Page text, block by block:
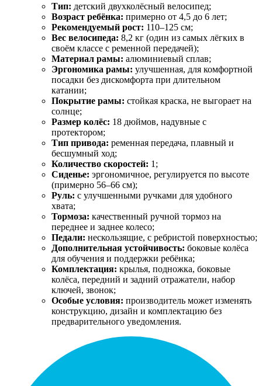
Тип: детский двухколёсный велосипед;
Возраст ребёнка: примерно от 4,5 до 6 лет;
Рекомендуемый рост: 110–125 см;
Вес велосипеда: 8,2 кг (один из самых лёгких в
своём классе с ременной передачей);
Материал рамы: алюминиевый сплав;
Эргономика рамы: улучшенная, для комфортной
посадки без дискомфорта при длительном
катании;
Покрытие рамы: стойкая краска, не выгорает на
солнце;
Размер колёс: 18 дюймов, надувные с
протектором;
Тип привода: ременная передача, плавный и
бесшумный ход;
Количество скоростей: 1;
Сиденье: эргономичное, регулируется по высоте
(примерно 56–66 см);
Руль: с улучшенными ручками для удобного
хвата;
Тормоза: качественный ручной тормоз на
переднее и заднее колесо;
Педали: нескользящие, с ребристой поверхностью;
Дополнительная устойчивость: боковые колёса
для обучения и поддержки ребёнка;
Комплектация: крылья, подножка, боковые
колёса, передний и задний отражатели, набор
ключей, звонок;
Особые условия: производитель может изменять
конструкцию, дизайн и комплектацию без
предварительного уведомления.